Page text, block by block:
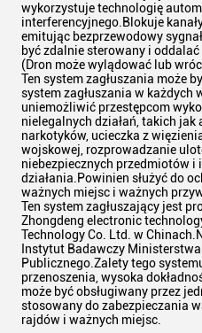
wykorzystuje technologię
interferencyjnego.Blokuje
emitując bezprzewodowy
być zdalnie sterowany i
(Dron może wylądować lub
Ten system zagłuszania może
system zagłuszania w każdych
uniemożliwić przestępcom
nielegalnych działań, takich
narkotyków, ucieczka z
wojskowej, rozprowadzanie
niebezpiecznych przedmiotów i
działania.Powinien służyć do
ważnych miejsc i ważnych
Ten system zagłuszający jest
Zhongdeng electronic
Technology Co. Ltd. w
Instytut Badawczy
Publicznego.Zalety tego
przenoszenia, wysoka
może być obsługiwany przez
stosowany do zabezpieczania
rajdów i ważnych miejsc.